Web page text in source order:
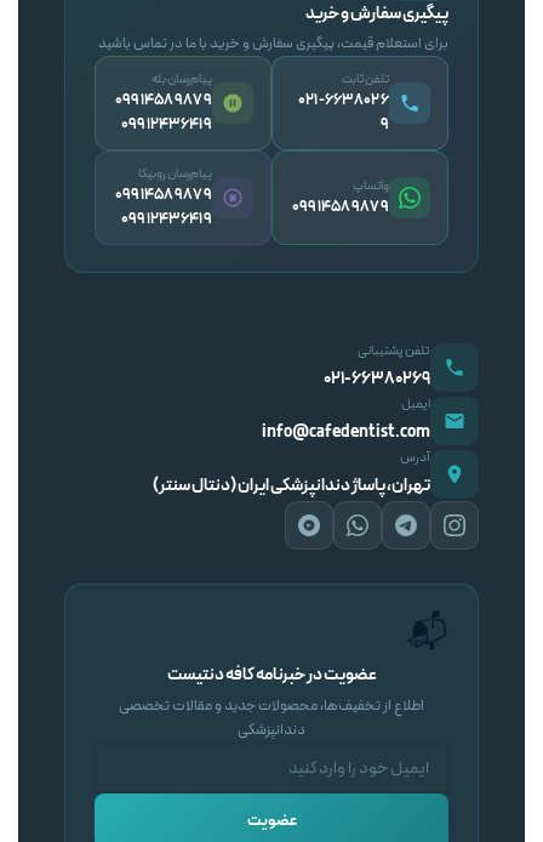
پیگیری سفارش و خرید
برای استعلام قیمت، پیگیری سفارش و خرید با ما در تماس باشید
تلفن ثابت
۰۲۱-۶۶۳۸۰۲۶
۹
پیام‌رسان بله
09914589879
09912436419
واتساپ
09914589879
پیام‌رسان روبیکا
09914589879
09912436419
تلفن پشتیبانی
۰۲۱-۶۶۳۸۰۲۶۹
ایمیل
info@cafedentist.com
آدرس
تهران، پاساژ دندانپزشکی ایران (دنتال سنتر)
📬
عضویت در خبرنامه کافه دنتیست
اطلاع از تخفیف‌ها، محصولات جدید و مقالات تخصصی
دندانپزشکی
عضویت